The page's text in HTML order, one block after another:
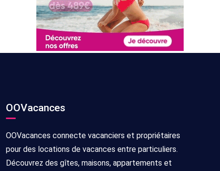
OOVacances
OOVacances connecte vacanciers et propriétaires
pour des locations de vacances entre particuliers.
Découvrez des gîtes, maisons, appartements et